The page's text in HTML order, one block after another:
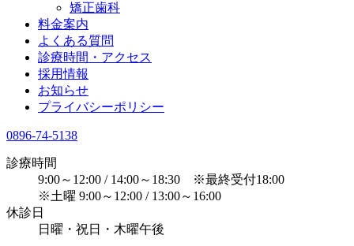
矯正歯科
料金案内
よくある質問
診療時間・アクセス
採用情報
お知らせ
プライバシーポリシー
0896-74-5138
診療時間
9:00～12:00 / 14:00～18:30 ※最終受付18:00
※土曜 9:00～12:00 / 13:00～16:00
休診日
日曜・祝日・木曜午後